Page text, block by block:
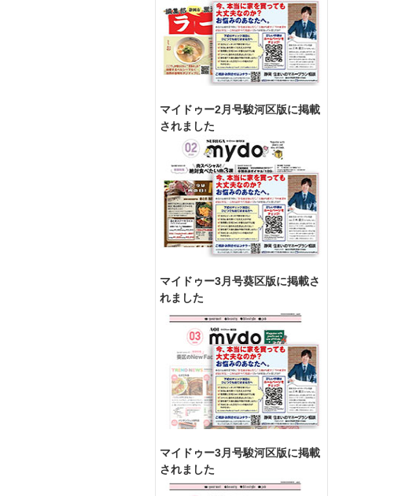
マイドゥー2月号駿河区版に掲載
されました
マイドゥー3月号葵区版に掲載さ
れました
マイドゥー3月号駿河区版に掲載
されました